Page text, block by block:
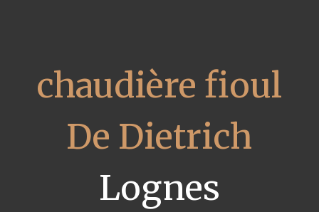
chaudière fioul
De Dietrich
Lognes